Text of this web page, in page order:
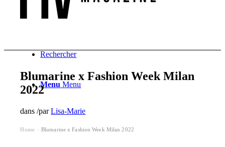
Rechercher
Menu Menu
Blumarine x Fashion Week Milan
2022
dans/parLisa-Marie
Home Blumarine x Fashion Week Milan 2022